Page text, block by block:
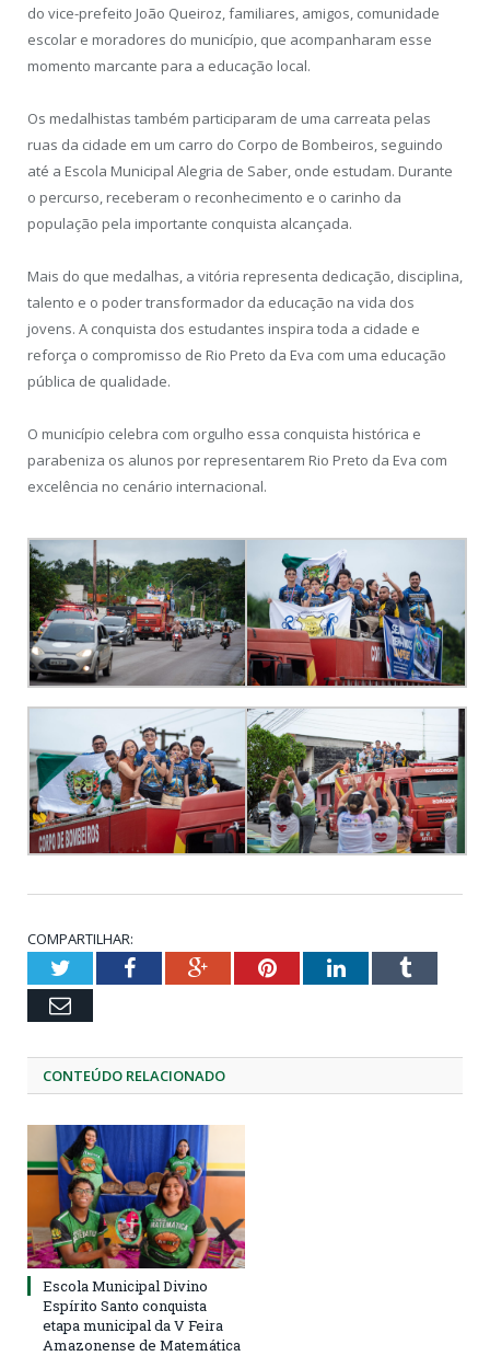
do vice-prefeito João Queiroz, familiares, amigos, comunidade
escolar e moradores do município, que acompanharam esse
momento marcante para a educação local.
Os medalhistas também participaram de uma carreata pelas
ruas da cidade em um carro do Corpo de Bombeiros, seguindo
até a Escola Municipal Alegria de Saber, onde estudam. Durante
o percurso, receberam o reconhecimento e o carinho da
população pela importante conquista alcançada.
Mais do que medalhas, a vitória representa dedicação, disciplina,
talento e o poder transformador da educação na vida dos
jovens. A conquista dos estudantes inspira toda a cidade e
reforça o compromisso de Rio Preto da Eva com uma educação
pública de qualidade.
O município celebra com orgulho essa conquista histórica e
parabeniza os alunos por representarem Rio Preto da Eva com
excelência no cenário internacional.
COMPARTILHAR:
TwitterFacebookGoogle+PinterestLinkedInTumblr
Email
CONTEÚDO RELACIONADO
Escola Municipal Divino
Espírito Santo conquista
etapa municipal da V Feira
Amazonense de Matemática